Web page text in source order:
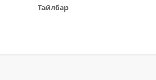
Тайлбар